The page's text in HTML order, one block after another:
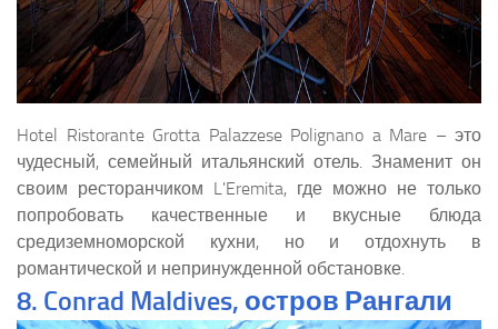
Hotel Ristorante Grotta Palazzese Polignano a Mare – это
чудесный, семейный итальянский отель. Знаменит он
своим ресторанчиком L'Eremita, где можно не только
попробовать качественные и вкусные блюда
средиземноморской кухни, но и отдохнуть в
романтической и непринужденной обстановке.
8. Conrad Maldives, остров Рангали